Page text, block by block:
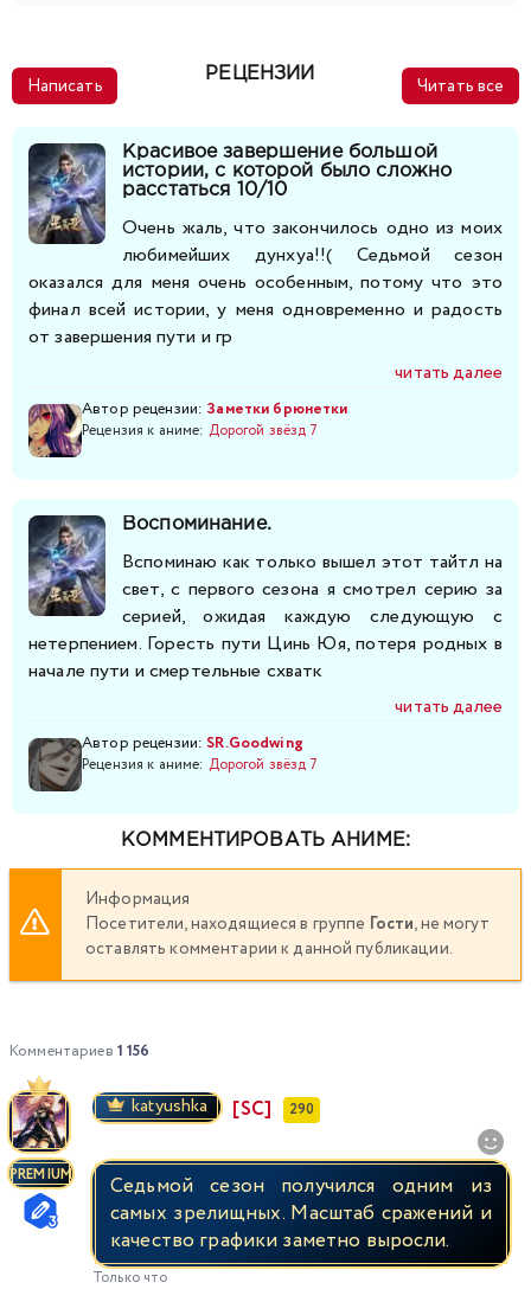
Написать
РЕЦЕНЗИИ
Читать все
Красивое завершение большой
истории, с которой было сложно
расстаться 10/10
Очень жаль, что закончилось одно из моих
любимейших дунхуа!!( Седьмой сезон
оказался для меня очень особенным, потому что это
финал всей истории, у меня одновременно и радость
от завершения пути и гр
читать далее
Автор рецензии: Заметки брюнетки
Рецензия к аниме: Дорогой звёзд 7
Воспоминание.
Вспоминаю как только вышел этот тайтл на
свет, с первого сезона я смотрел серию за
серией, ожидая каждую следующую с
нетерпением. Горесть пути Цинь Юя, потеря родных в
начале пути и смертельные схватк
читать далее
Автор рецензии: SR.Goodwing
Рецензия к аниме: Дорогой звёзд 7
КОММЕНТИРОВАТЬ АНИМЕ:
Информация
Посетители, находящиеся в группе Гости, не могут
оставлять комментарии к данной публикации.
Комментариев 1 156
PREMIUM
katyushka [SC] 290
Седьмой сезон получился одним из
самых зрелищных. Масштаб сражений и
качество графики заметно выросли.
Только что